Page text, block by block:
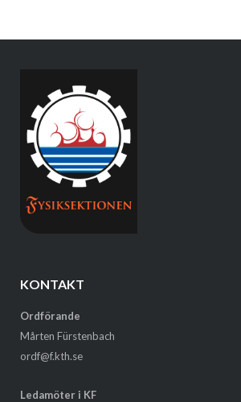
KONTAKT
Ordförande
Mårten Fürstenbach
ordf@f.kth.se
Ledamöter i KF